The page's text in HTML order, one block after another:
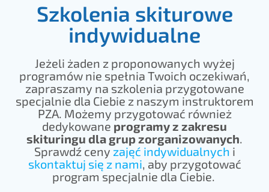
Szkolenia skiturowe
indywidualne
Jeżeli żaden z proponowanych wyżej
programów nie spełnia Twoich oczekiwań,
zapraszamy na szkolenia przygotowane
specjalnie dla Ciebie z naszym instruktorem
PZA. Możemy przygotować również
dedykowane programy z zakresu
skituringu dla grup zorganizowanych.
Sprawdź ceny zajęć indywidualnych i
skontaktuj się z nami, aby przygotować
program specjalnie dla Ciebie.